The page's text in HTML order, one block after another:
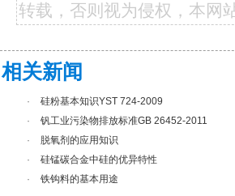
转载，否则视为侵权，本网
相关新闻
·
硅粉基本知识YST 724-2009
·
钒工业污染物排放标准GB 26452-2011
·
脱氧剂的应用知识
·
硅锰碳合金中硅的优异特性
·
铁钩料的基本用途